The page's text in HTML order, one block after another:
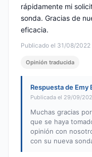
Publicado el 31/08/2022
rápidamente mi
sonda. Gracias de
eficacia.
Opinión traducida
Respuesta de Emy
Publicada el 29/09/
Muchas gracias
que se haya
opinión con
con su nueva